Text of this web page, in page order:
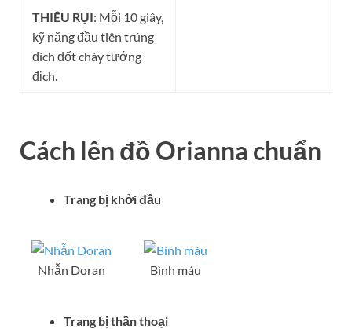
THIÊU RỤI: Mỗi 10 giây,
kỹ năng đầu tiên trúng
đích đốt cháy tướng
địch.
Cách lên đồ Orianna chuẩn
Trang bị khởi đầu
Nhẫn Doran Bình máu
Trang bị thần thoại